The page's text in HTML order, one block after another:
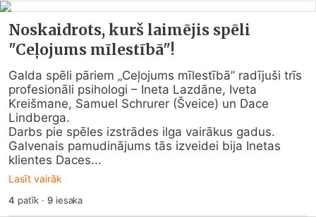
Noskaidrots, kurš laimējis spēli
"Ceļojums mīlestībā"!
Galda spēli pāriem „Ceļojums mīlestībā” radījuši trīs
profesionāli psihologi – Ineta Lazdāne, Iveta
Kreišmane, Samuel Schrurer (Šveice) un Dace
Lindberga.
Darbs pie spēles izstrādes ilga vairākus gadus.
Galvenais pamudinājums tās izveidei bija Inetas
klientes Daces...
Lasīt vairāk
4 patīk ·9iesaka